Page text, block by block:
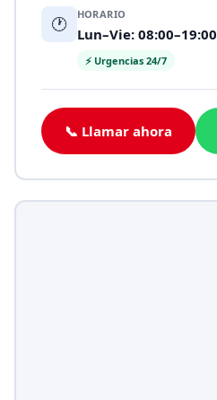
🕐 HORARIO
Lun–Vie: 08:00–19:00
⚡ Urgencias 24/7
📞 Llamar ahora